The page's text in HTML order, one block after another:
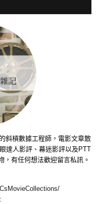
斜槓數據工程師，電影文章散
達人影評、幕迷影評以及PTT
，有任何想法歡迎留言私訊。